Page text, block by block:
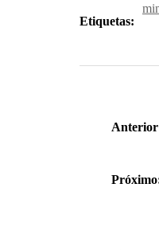
Etiquetas: